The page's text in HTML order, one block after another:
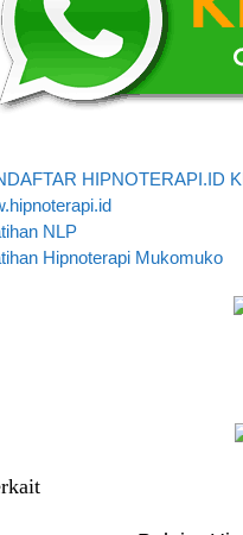
HIPNOTERAPI.ID
NLP
Hipnoterapi Mukomuko